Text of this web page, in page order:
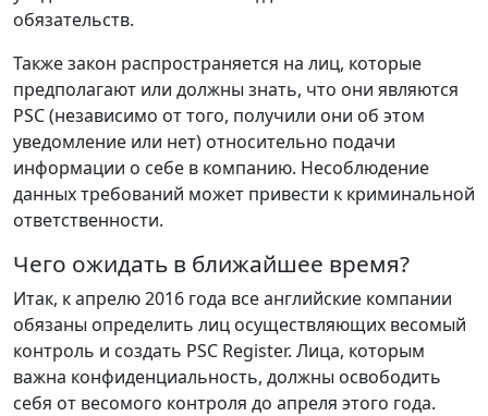
обязательств.
Также закон распространяется на лиц, которые
предполагают или должны знать, что они являются
PSC (независимо от того, получили они об этом
уведомление или нет) относительно подачи
информации о себе в компанию. Несоблюдение
данных требований может привести к криминальной
ответственности.
Чего ожидать в ближайшее время?
Итак, к апрелю 2016 года все английские компании
обязаны определить лиц осуществляющих весомый
контроль и создать PSC Register. Лица, которым
важна конфиденциальность, должны освободить
себя от весомого контроля до апреля этого года.